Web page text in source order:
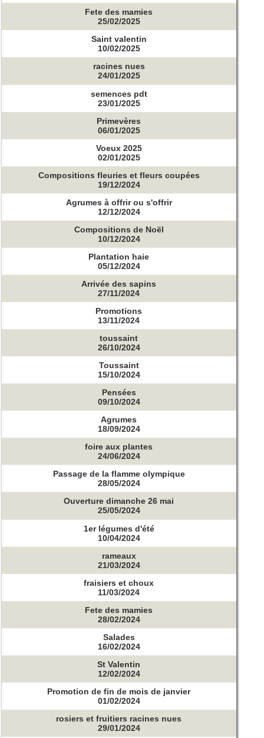
Fete des mamies
25/02/2025
Saint valentin
10/02/2025
racines nues
24/01/2025
semences pdt
23/01/2025
Primevères
06/01/2025
Voeux 2025
02/01/2025
Compositions fleuries et fleurs coupées
19/12/2024
Agrumes à offrir ou s'offrir
12/12/2024
Compositions de Noël
10/12/2024
Plantation haie
05/12/2024
Arrivée des sapins
27/11/2024
Promotions
13/11/2024
toussaint
26/10/2024
Toussaint
15/10/2024
Pensées
09/10/2024
Agrumes
18/09/2024
foire aux plantes
24/06/2024
Passage de la flamme olympique
28/05/2024
Ouverture dimanche 26 mai
25/05/2024
1er légumes d'été
10/04/2024
rameaux
21/03/2024
fraisiers et choux
11/03/2024
Fete des mamies
28/02/2024
Salades
16/02/2024
St Valentin
12/02/2024
Promotion de fin de mois de janvier
01/02/2024
rosiers et fruitiers racines nues
29/01/2024